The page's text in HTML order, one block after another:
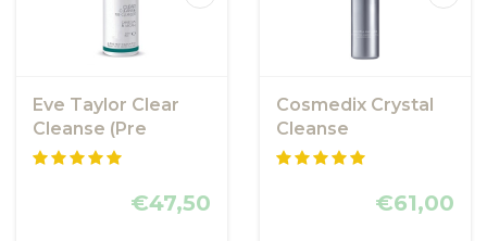
Eve Taylor Clear
Cleanse (Pre
Cleanser)
€47,50
Cosmedix Crystal
Cleanse
€61,00